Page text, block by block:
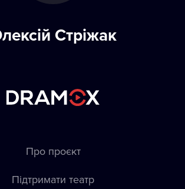
Стріжак
Про проєкт
Підтримати театр